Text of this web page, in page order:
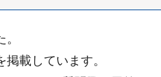
載しています。